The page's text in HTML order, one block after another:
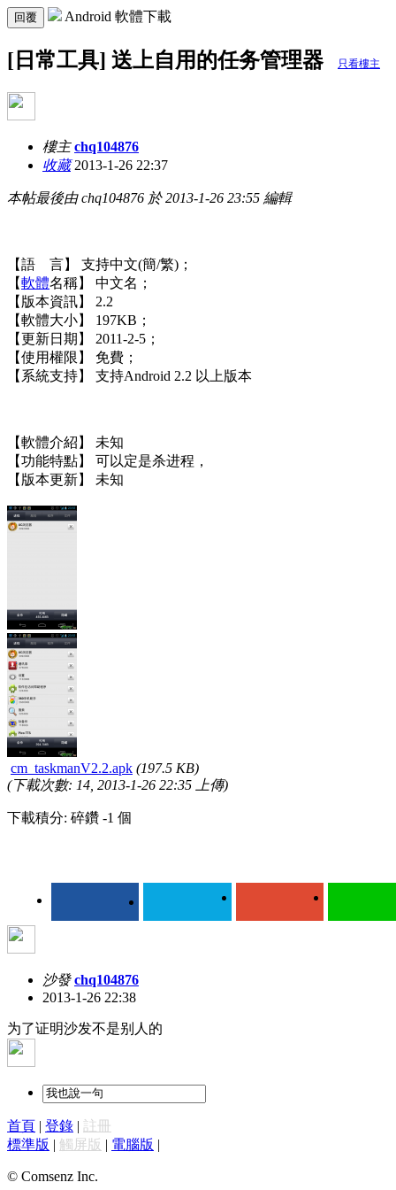
回覆 Android 軟體下載
[日常工具] 送上自用的任务管理器 只看樓主
樓主 chq104876
收藏2013-1-26 22:37
本帖最後由 chq104876 於 2013-1-26 23:55 編輯
【語 言】 支持中文(簡/繁)；
【軟體名稱】 中文名；
【版本資訊】 2.2
【軟體大小】 197KB；
【更新日期】 2011-2-5；
【使用權限】 免費；
【系統支持】 支持Android 2.2 以上版本
【軟體介紹】 未知
【功能特點】 可以定是杀进程，
【版本更新】 未知
cm_taskmanV2.2.apk (197.5 KB)
(下載次數: 14, 2013-1-26 22:35 上傳)
下載積分: 碎鑽 -1 個
沙發 chq104876
2013-1-26 22:38
为了证明沙发不是别人的
首頁 | 登錄 | 註冊
標準版 | 觸屏版 | 電腦版 |
© Comsenz Inc.